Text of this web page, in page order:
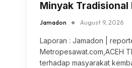
Minyak Tradisional
Jamadon August 9, 2026
Laporan : Jamadon |
Metropesawat.com,ACEH
terhadap masyarakat